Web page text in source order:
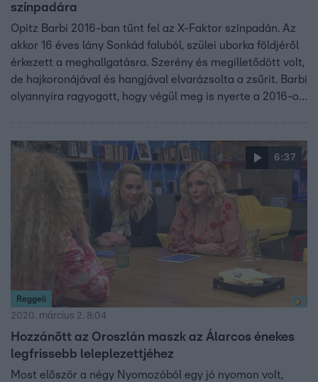
színpadára
Opitz Barbi 2016-ban tűnt fel az X-Faktor színpadán. Az
akkor 16 éves lány Sonkád faluból, szülei uborka földjéről
érkezett a meghallgatásra. Szerény és megilletődött volt,
de hajkoronájával és hangjával elvarázsolta a zsűrit. Barbi
olyannyira ragyogott, hogy végül meg is nyerte a 2016-os
kezdődik majd, Barbi élete pedig győzelmének
köszönhetően fenekestül felfordult. Vasárnap este pedig ő
lepleződött le az Álarcos énekesben.
6:37
Reggeli
2020. március 2. 8:04
Hozzánőtt az Oroszlán maszk az Álarcos énekes
legfrissebb leleplezettjéhez
Most először a négy Nyomozóból egy jó nyomon volt,